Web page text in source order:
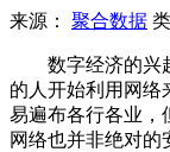
来源： 聚合数据
数字经济的兴起
的人开始利用网络
易遍布各行各业，
网络也并非绝对的